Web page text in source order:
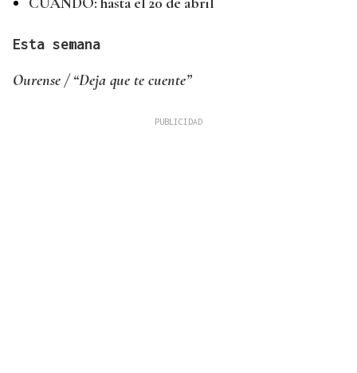
Esta semana
Ourense / “Deja que te cuente”